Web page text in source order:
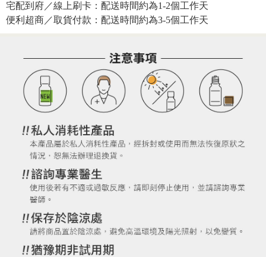
宅配到府／線上刷卡：配送時間約為1-2個工作天
便利超商／取貨付款：配送時間約為3-5個工作天